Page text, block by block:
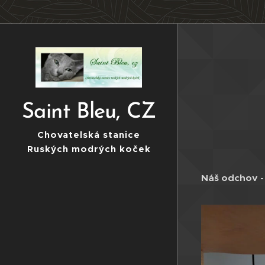
Saint Bleu, CZ
Chovatelská stanice
Ruských modrých koček
Náš odchov